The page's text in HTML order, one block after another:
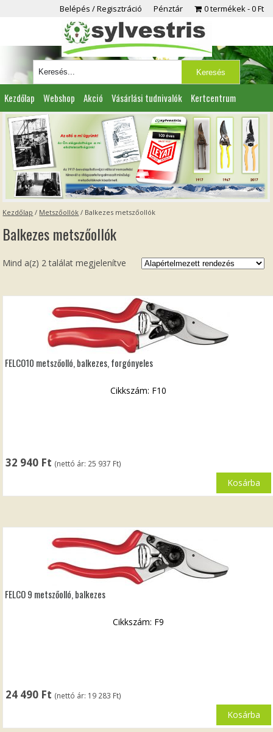
Belépés / Regisztráció Pénztár 0 termékek 0 Ft
Kezdőlap Webshop Akció Vásárlási tudnivalók Kertcentrum
Viszonteladóknak Partnereink Kapcsolat
Kezdőlap / Metszőollók / Balkezes metszőollók
Balkezes metszőollók
Mind a(z) 2 találat megjelenítve
FELCO10 metszőolló, balkezes, forgónyeles
32 940 Ft (nettó ár: 25 937 Ft)
Cikkszám: F10
Kosárba
FELCO 9 metszőolló, balkezes
24 490 Ft (nettó ár: 19 283 Ft)
Cikkszám: F9
Kosárba